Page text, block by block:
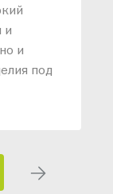
и
и
под